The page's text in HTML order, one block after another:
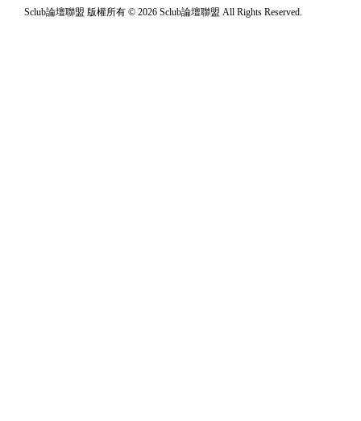
Sclub論壇聯盟 版權所有 © 2026 Sclub論壇聯盟 All Rights Reserved.